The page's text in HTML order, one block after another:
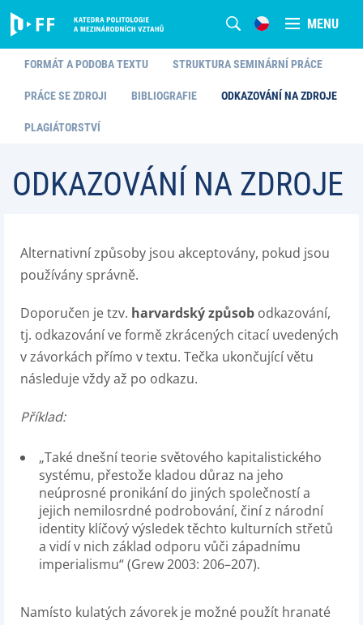
MENU
FORMÁT A PODOBA TEXTU STRUKTURA SEMINÁRNÍ PRÁCE
PRÁCE SE ZDROJI BIBLIOGRAFIE ODKAZOVÁNÍ NA ZDROJE
PLAGIÁTORSTVÍ
ODKAZOVÁNÍ NA ZDROJE
Alternativní způsoby jsou akceptovány, pokud jsou
používány správně.
Doporučen je tzv. harvardský způsob odkazování,
tj. odkazování ve formě zkrácených citací uvedených
v závorkách přímo v textu. Tečka ukončující větu
následuje vždy až po odkazu.
Příklad:
„Také dnešní teorie světového kapitalistického
systému, přestože kladou důraz na jeho
neúprosné pronikání do jiných společností a
jejich nemilosrdné podrobování, činí z národní
identity klíčový výsledek těchto kulturních střetů
a vidí v nich základ odporu vůči západnímu
imperialismu“ (Grew 2003: 206–207).
Namísto kulatých závorek je možné použít hranaté